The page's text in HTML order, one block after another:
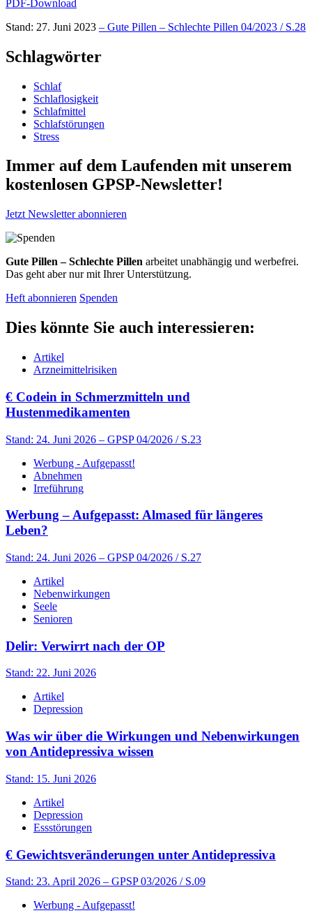
PDF-Download
Stand: 27. Juni 2023 – Gute Pillen – Schlechte Pillen 04/2023 / S.28
Schlagwörter
Schlaf
Schlaflosigkeit
Schlafmittel
Schlafstörungen
Stress
Immer auf dem Laufenden mit unserem
kostenlosen GPSP-Newsletter!
Jetzt Newsletter abonnieren
Gute Pillen – Schlechte Pillen arbeitet unabhängig und werbefrei.
Das geht aber nur mit Ihrer Unterstützung.
Heft abonnieren Spenden
Dies könnte Sie auch interessieren:
Artikel
Arzneimittelrisiken
€ Codein in Schmerzmitteln und
Hustenmedikamenten
Stand: 24. Juni 2026 – GPSP 04/2026 / S.23
Werbung - Aufgepasst!
Abnehmen
Irreführung
Werbung – Aufgepasst: Almased für längeres
Leben?
Stand: 24. Juni 2026 – GPSP 04/2026 / S.27
Artikel
Nebenwirkungen
Seele
Senioren
Delir: Verwirrt nach der OP
Stand: 22. Juni 2026
Artikel
Depression
Was wir über die Wirkungen und Nebenwirkungen
von Antidepressiva wissen
Stand: 15. Juni 2026
Artikel
Depression
Essstörungen
€ Gewichtsveränderungen unter Antidepressiva
Stand: 23. April 2026 – GPSP 03/2026 / S.09
Werbung - Aufgepasst!